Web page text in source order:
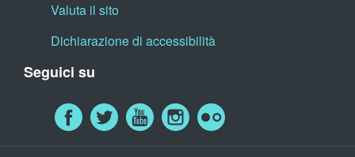
Valuta il sito
Dichiarazione di accessibilità
Seguici su